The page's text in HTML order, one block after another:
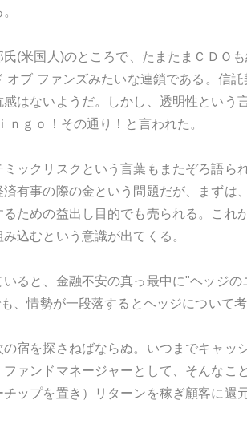
(米国人)のところで、たまたまＣＤＯ
オブ ファンズみたいな連鎖である。信
はないようだ。しかし、透明性とい
ｇｏ！その通り！と言われた。
ックリスクという言葉もまたぞろ語
有事の際の金という問題だが、まずは
ための益出し目的でも売られる。これ
込むという意識が出てくる。
ると、金融不安の真っ最中に"ヘッジ
、情勢が一段落するとヘッジについて
宿を探さねばならぬ。いつまでキャッ
ァンドマネージャーとして、そんな
ップを置き）リターンを稼ぎ顧客に還